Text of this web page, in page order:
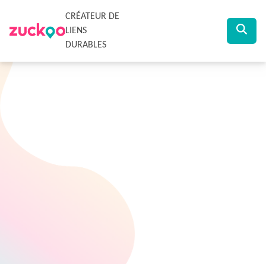
CRÉATEUR DE
LIENS
DURABLES